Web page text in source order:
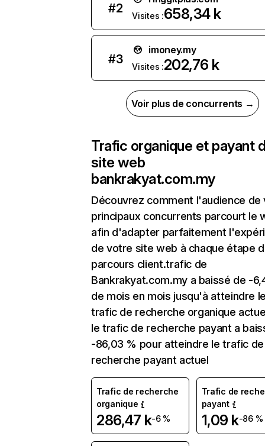
#2
Visites :658,34 k
#3
imoney.my
Visites :202,76 k
Voir plus de concurrents →
Trafic organique et payant
site web
bankrakyat.com.my
Découvrez comment l'audience de
principaux concurrents parcourt le
afin d'adapter parfaitement
de votre site web à chaque étape
parcours client.trafic de
Bankrakyat.com.my a baissé de -
de mois en mois jusqu'à atteindre
trafic de recherche organique
le trafic de recherche payant a
-86,03 % pour atteindre le trafic de
recherche payant actuel
Trafic de recherche
organique
286,47 k-6 %
Trafic de
payant
1,09 k-86 %